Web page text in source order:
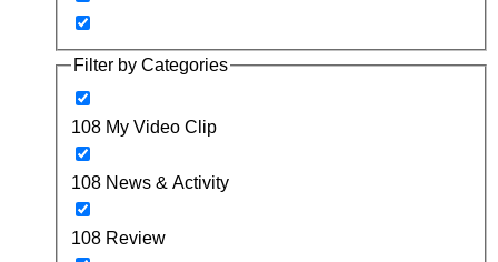
Filter by Categories
108 My Video Clip
108 News & Activity
108 Review